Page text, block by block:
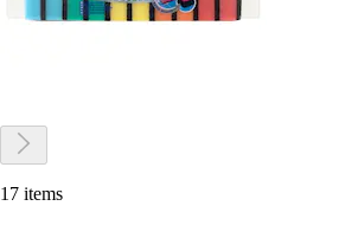
17 items